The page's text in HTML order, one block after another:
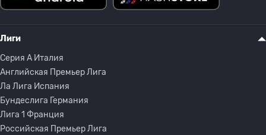
Лиги
Серия A Италия
Английская Премьер Лига
Ла Лига Испания
Бундеслига Германия
Лига 1 Франция
Российская Премьер Лига